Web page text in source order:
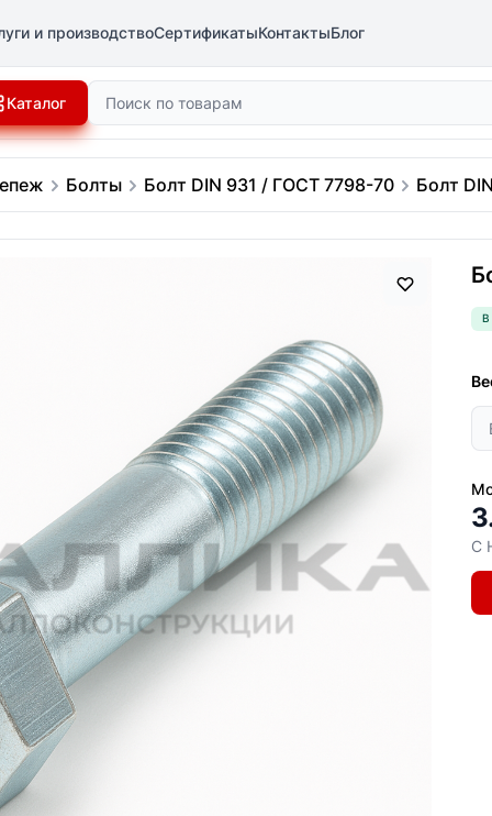
и производствоСертификатыКонтактыБлог
Каталог Поиск
Болты Болт DIN 931 / ГОСТ 7798-70 Болт
В
С